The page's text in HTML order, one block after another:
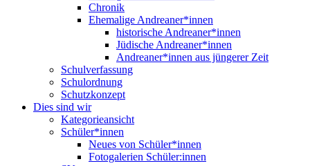
Chronik
Ehemalige Andreaner*innen
historische Andreaner*innen
Jüdische Andreaner*innen
Andreaner*innen aus jüngerer Zeit
Schulverfassung
Schulordnung
Schutzkonzept
Dies sind wir
Kategorieansicht
Schüler*innen
Neues von Schüler*innen
Fotogalerien Schüler:innen